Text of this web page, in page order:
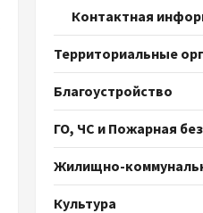
Контактная
Территориальные
Благоустройство
ГО, ЧС и Пожарная
Жилищно-
Культура